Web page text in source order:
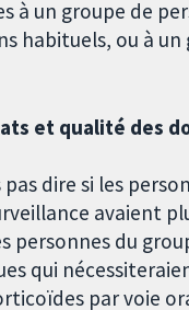
à un groupe de
habituels, ou à un
et qualité des
dire si les
avaient
personnes du
qui
par voie